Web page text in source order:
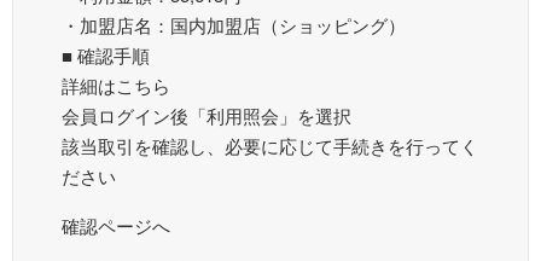
・加盟店名：国内加盟店（ショッピング）
■ 確認手順
詳細はこちら
会員ログイン後「利用照会」を選択
該当取引を確認し、必要に応じて手続きを行ってく
ださい
確認ページへ